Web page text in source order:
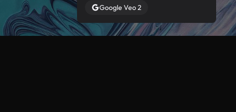
Google Veo 2